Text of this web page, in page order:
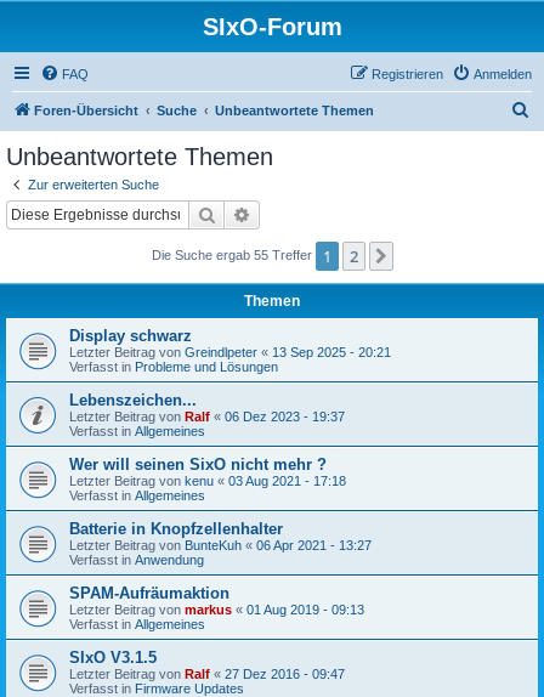
SIxO-Forum
FAQ Anmelden
Registrieren
Foren-Übersicht Suche Unbeantwortete Themen
Unbeantwortete Themen
Zur erweiterten Suche
Suche
Die Suche ergab 55 Treffer 1 2
Themen
Display schwarz
Letzter Beitrag von Greindlpeter « 13 Sep 2025 - 20:21
Verfasst in Probleme und Lösungen
Lebenszeichen...
Letzter Beitrag von Ralf « 06 Dez 2023 - 19:37
Verfasst in Allgemeines
Wer will seinen SixO nicht mehr ?
Letzter Beitrag von kenu « 03 Aug 2021 - 17:18
Verfasst in Allgemeines
Batterie in Knopfzellenhalter
Letzter Beitrag von BunteKuh « 06 Apr 2021 - 13:27
Verfasst in Anwendung
SPAM-Aufräumaktion
Letzter Beitrag von markus « 01 Aug 2019 - 09:13
Verfasst in Allgemeines
SIxO V3.1.5
Letzter Beitrag von Ralf « 27 Dez 2016 - 09:47
Verfasst in Firmware Updates